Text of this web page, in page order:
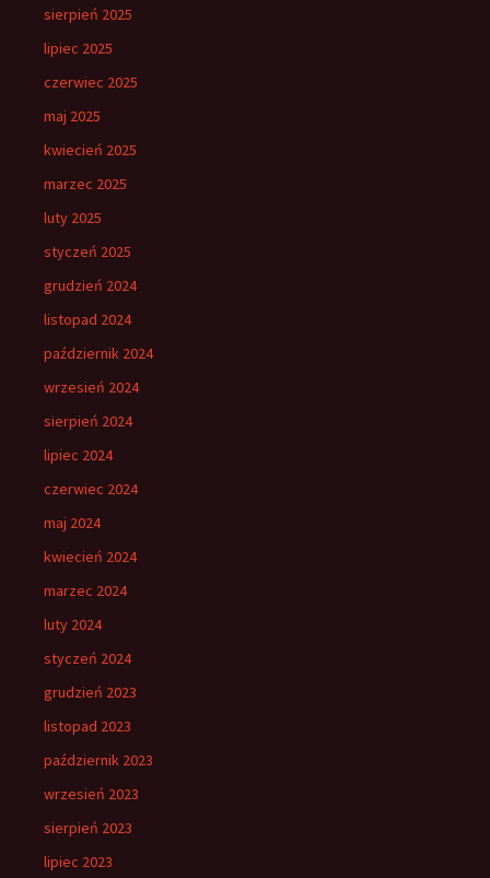
sierpień 2025
lipiec 2025
czerwiec 2025
maj 2025
kwiecień 2025
marzec 2025
luty 2025
styczeń 2025
grudzień 2024
listopad 2024
październik 2024
wrzesień 2024
sierpień 2024
lipiec 2024
czerwiec 2024
maj 2024
kwiecień 2024
marzec 2024
luty 2024
styczeń 2024
grudzień 2023
listopad 2023
październik 2023
wrzesień 2023
sierpień 2023
lipiec 2023